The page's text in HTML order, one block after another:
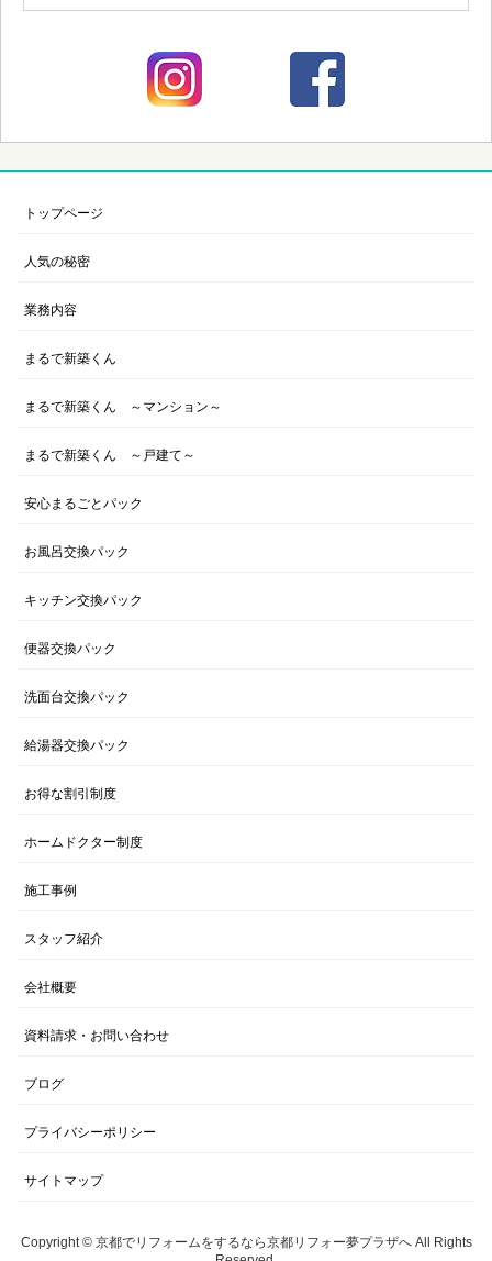
トップページ
人気の秘密
業務内容
まるで新築くん
まるで新築くん ～マンション～
まるで新築くん ～戸建て～
安心まるごとパック
お風呂交換パック
キッチン交換パック
便器交換パック
洗面台交換パック
給湯器交換パック
お得な割引制度
ホームドクター制度
施工事例
スタッフ紹介
会社概要
資料請求・お問い合わせ
ブログ
プライバシーポリシー
サイトマップ
Copyright © 京都でリフォームをするなら京都リフォー夢プラザへ All Rights